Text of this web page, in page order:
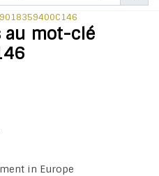
au mot-clé
in Europe